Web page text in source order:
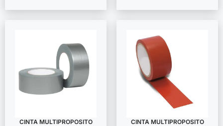
CINTA MULTIPROPOSITO
CINTA MULTIPROPOSITO